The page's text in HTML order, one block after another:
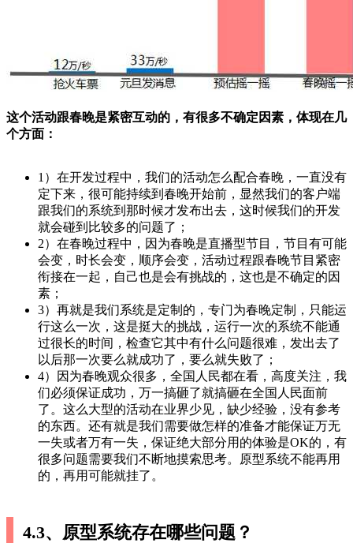
这个活动跟春晚是紧密互动的，有很多不确定因素，体现在几
个方面：
1）在开发过程中，我们的活动怎么配合春晚，一直没有
定下来，很可能持续到春晚开始前，显然我们的客户端
跟我们的系统到那时候才发布出去，这时候我们的开发
就会碰到比较多的问题了；
2）在春晚过程中，因为春晚是直播型节目，节目有可能
会变，时长会变，顺序会变，活动过程跟春晚节目紧密
衔接在一起，自己也是会有挑战的，这也是不确定的因
素；
3）再就是我们系统是定制的，专门为春晚定制，只能运
行这么一次，这是挺大的挑战，运行一次的系统不能通
过很长的时间，检查它其中有什么问题很难，发出去了
以后那一次要么就成功了，要么就失败了；
4）因为春晚观众很多，全国人民都在看，高度关注，我
们必须保证成功，万一搞砸了就搞砸在全国人民面前
了。这么大型的活动在业界少见，缺少经验，没有参考
的东西。还有就是我们需要做怎样的准备才能保证万无
一失或者万有一失，保证绝大部分用的体验是OK的，有
很多问题需要我们不断地摸索思考。原型系统不能再用
的，再用可能就挂了。
4.3、原型系统存在哪些问题？